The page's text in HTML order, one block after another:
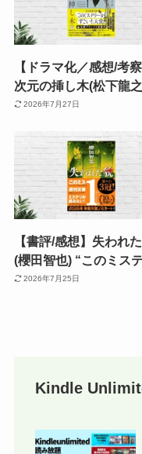
【ドラマ化／感想/考
次元の挿し木(松下龍
デビュー作とは思えぬ
紙絵の深さに震える
リー 《このミス 大賞
2026年7月27日
【書評/感想】失われ
(櫻田智也) “このミステリー
がすごい！2026” 第1位
2026年7月25日
Kindle